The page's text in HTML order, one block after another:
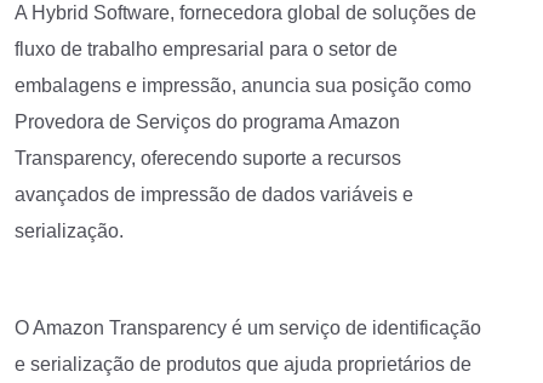
A Hybrid Software, fornecedora global de soluções de
fluxo de trabalho empresarial para o setor de
embalagens e impressão, anuncia sua posição como
Provedora de Serviços do programa Amazon
Transparency, oferecendo suporte a recursos
avançados de impressão de dados variáveis e
serialização.
O Amazon Transparency é um serviço de identificação
e serialização de produtos que ajuda proprietários de